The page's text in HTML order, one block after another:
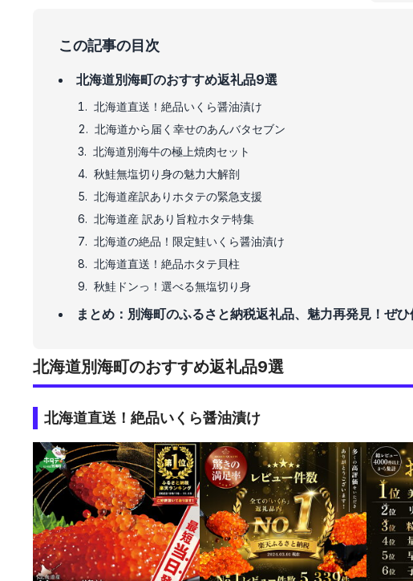
この記事の目次
北海道別海町のおすすめ返礼品9選
北海道直送！絶品いくら醤油漬け
北海道から届く幸せのあんバタセブン
北海道別海牛の極上焼肉セット
秋鮭無塩切り身の魅力大解剖
北海道産訳ありホタテの緊急支援
北海道産 訳あり旨粒ホタテ特集
北海道の絶品！限定鮭いくら醤油漬け
北海道直送！絶品ホタテ貝柱
秋鮭ドンっ！選べる無塩切り身
まとめ：別海町のふるさと納税返礼品、魅力再発見！ぜひ
北海道別海町のおすすめ返礼品9選
北海道直送！絶品いくら醤油漬け